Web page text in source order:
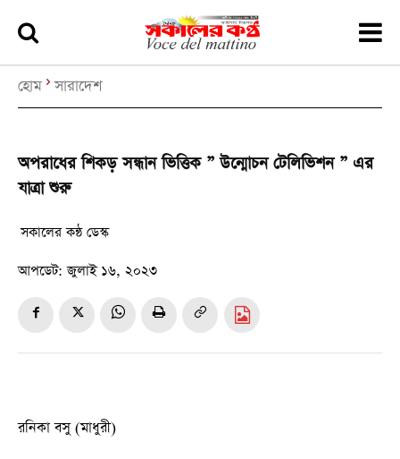
হোম সারাদেশ
অপরাধের শিকড় সন্ধান ভিত্তিক ” উন্মোচন টেলিভিশন ” এর
যাত্রা শুরু
সকালের কন্ঠ ডেস্ক
আপডেট: জুলাই ১৬, ২০২৩
রনিকা বসু (মাধুরী)